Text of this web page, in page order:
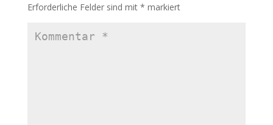
Erforderliche Felder sind mit * markiert